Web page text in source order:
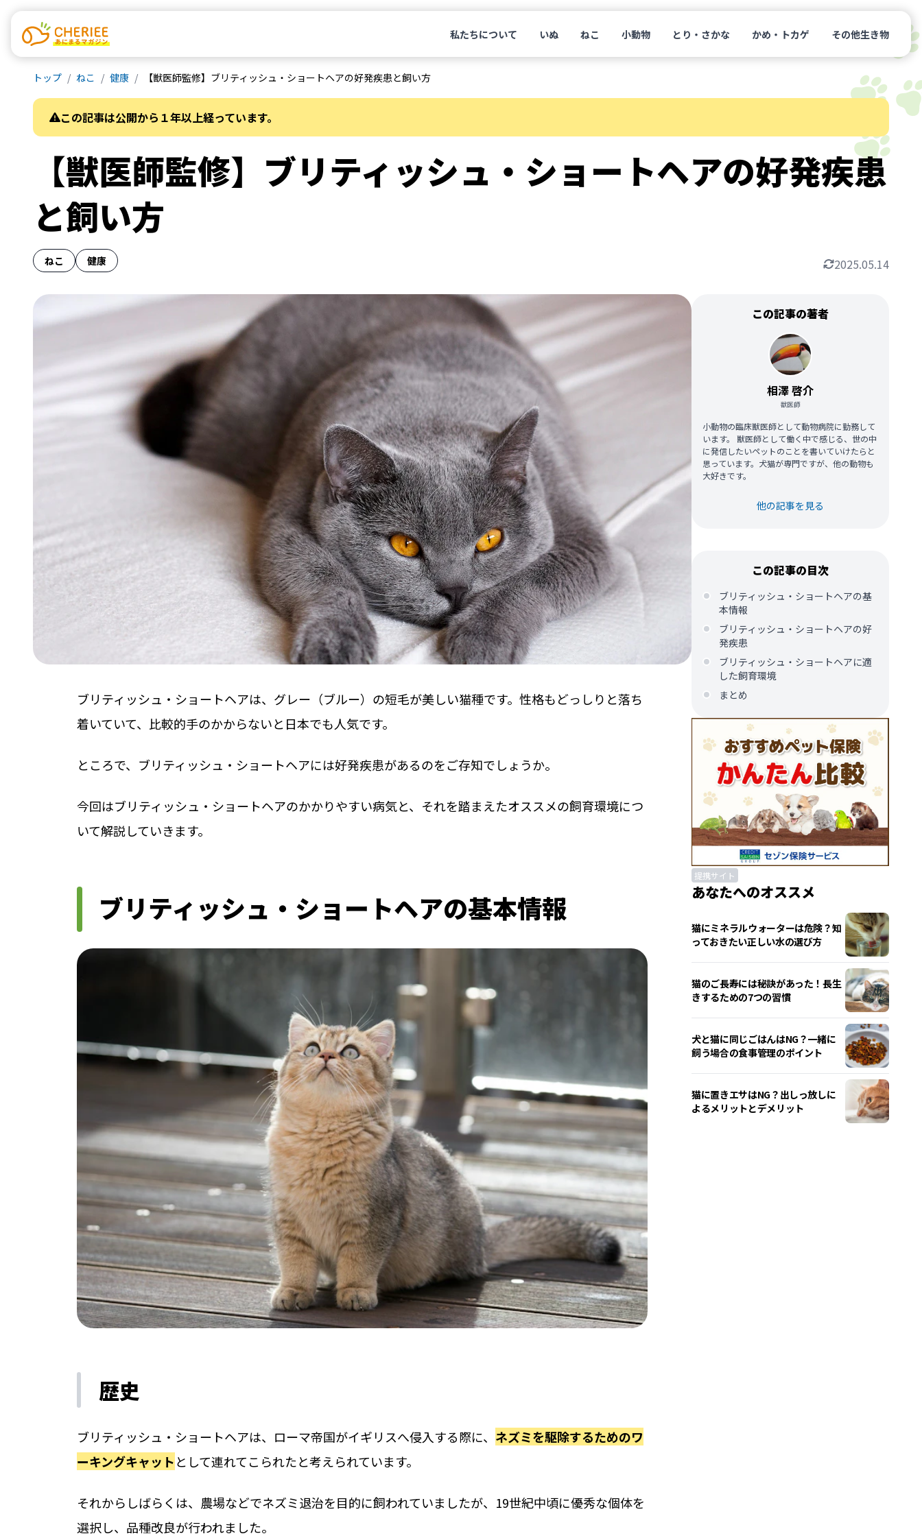
私たちについて いぬ ねこ 小動物 とり・さかな かめ・トカゲ その他生き物
トップ ねこ 健康 【獣医師監修】ブリティッシュ・ショートヘアの好発疾患と飼い方
この記事は公開から１年以上経っています。
【獣医師監修】ブリティッシュ・ショートヘアの好発疾患
と飼い方
ねこ 健康 2025.05.14
ブリティッシュ・ショートヘアは、グレー（ブルー）の短毛が美しい猫種です。性格もどっしりと落ち
着いていて、比較的手のかからないと日本でも人気です。
ところで、ブリティッシュ・ショートヘアには好発疾患があるのをご存知でしょうか。
今回はブリティッシュ・ショートヘアのかかりやすい病気と、それを踏まえたオススメの飼育環境につ
いて解説していきます。
ブリティッシュ・ショートヘアの基本情報
歴史
ブリティッシュ・ショートヘアは、ローマ帝国がイギリスへ侵入する際に、 ネズミを駆除するためのワ
ーキングキャットとして連れてこられたと考えられています。
それからしばらくは、農場などでネズミ退治を目的に飼われていましたが、19世紀中頃に優秀な個体を
選択し、品種改良が行われました。
この記事の著者
相澤 啓介
獣医師
小動物の臨床獣医師として動物病院に勤務して
います。 獣医師として働く中で感じる、世の中
に発信したいペットのことを書いていけたらと
思っています。犬猫が専門ですが、他の動物も
大好きです。
他の記事を見る
この記事の目次
ブリティッシュ・ショートヘアの基
本情報
ブリティッシュ・ショートヘアの好
発疾患
ブリティッシュ・ショートヘアに適
した飼育環境
まとめ
提携サイト
あなたへのオススメ
猫にミネラルウォーターは危険？知
っておきたい正しい水の選び方
猫のご長寿には秘訣があった！長生
きするための7つの習慣
犬と猫に同じごはんはNG？一緒に
飼う場合の食事管理のポイント
猫に置きエサはNG？出しっ放しに
よるメリットとデメリット